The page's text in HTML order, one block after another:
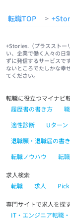
転職TOP >
+Stories.（プラスストー
い、企業で働く人々の日
ずに発信するサービスで
ないところでたしかな幸
てください。
転職に役立つマイナビ
履歴書の書き方
適性診断
Uターン
退職願・退職届の書
転職ノウハウ
転
求人検索
転職
求人
専門サイトで求人を探
IT・エンジニア転職